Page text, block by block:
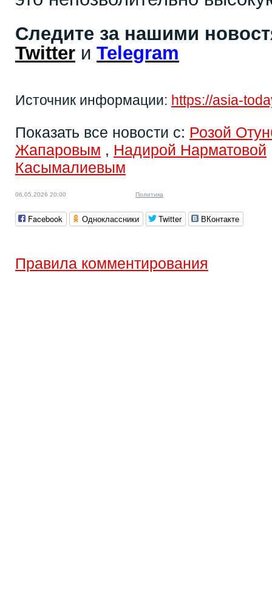
Следите за нашими
Twitter и Telegram
Источник информации: https://asia-
Показать все новости с: Розой
Жапаровым , Надирой Нарматовой
Касымалиевым
06.05.2026 20:00 Политика
Facebook Одноклассники Twitter ВКонтакте
Правила комментирования